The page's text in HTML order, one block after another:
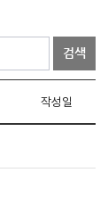
검색
작성일